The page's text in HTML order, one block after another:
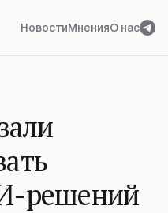
НовостиМненияО нас
решений